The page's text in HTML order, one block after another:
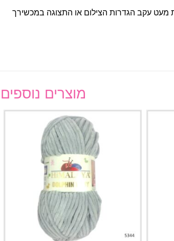
מעט עקב הגדרות הצילום או התצוגה במכשירך
מוצרים